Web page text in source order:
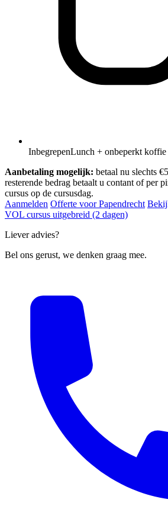
InbegrepenLunch + onbeperkt koffie
Aanbetaling mogelijk: betaal nu slechts
resterende bedrag betaalt u contant of per
cursus op de cursusdag.
Aanmelden Offerte voor Papendrecht
VOL cursus uitgebreid (2 dagen)
Liever advies?
Bel ons gerust, we denken graag mee.